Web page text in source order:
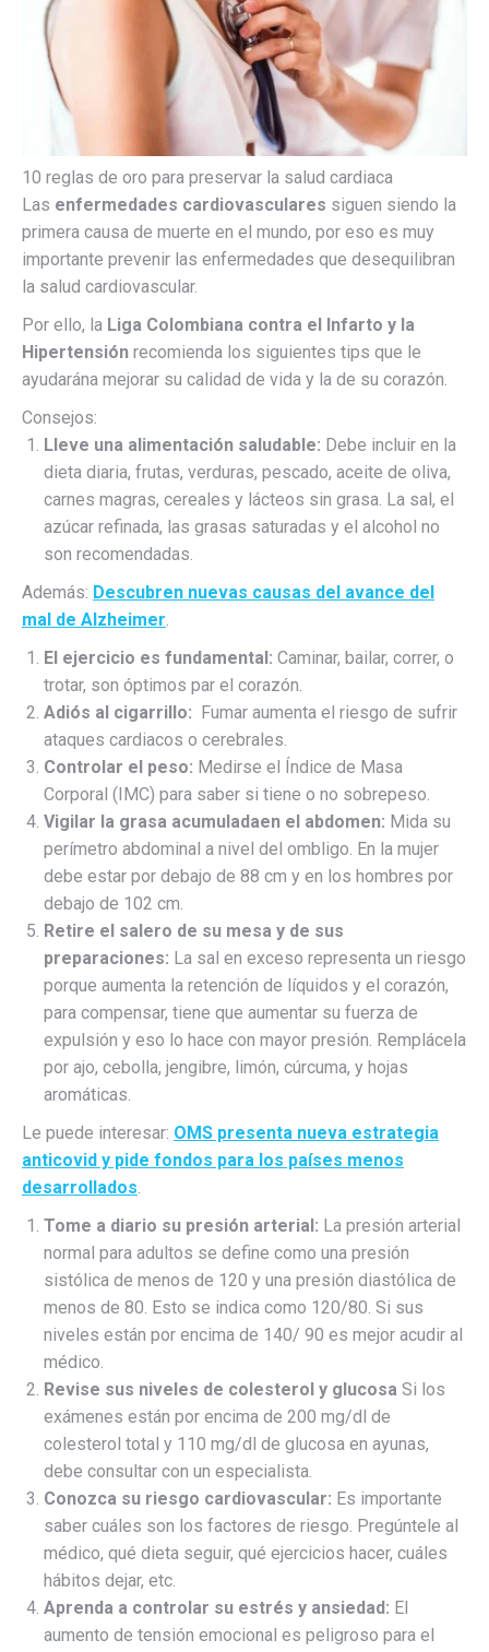
10 reglas de oro para preservar la salud cardiaca
Las enfermedades cardiovasculares siguen siendo la
primera causa de muerte en el mundo, por eso es muy
importante prevenir las enfermedades que desequilibran
la salud cardiovascular.
Por ello, la Liga Colombiana contra el Infarto y la
Hipertensión recomienda los siguientes tips que le
ayudarána mejorar su calidad de vida y la de su corazón.
Consejos:
Lleve una alimentación saludable: Debe incluir en la
dieta diaria, frutas, verduras, pescado, aceite de oliva,
carnes magras, cereales y lácteos sin grasa. La sal, el
azúcar refinada, las grasas saturadas y el alcohol no
son recomendadas.
Además: Descubren nuevas causas del avance del
mal de Alzheimer
El ejercicio es fundamental: Caminar, bailar, correr, o
trotar, son óptimos par el corazón.
Adiós al cigarrillo: Fumar aumenta el riesgo de sufrir
ataques cardiacos o cerebrales.
Controlar el peso: Medirse el Índice de Masa
Corporal (IMC) para saber si tiene o no sobrepeso.
Vigilar la grasa acumuladaen el abdomen: Mida su
perímetro abdominal a nivel del ombligo. En la mujer
debe estar por debajo de 88 cm y en los hombres por
debajo de 102 cm.
Retire el salero de su mesa y de sus
preparaciones: La sal en exceso representa un riesgo
porque aumenta la retención de líquidos y el corazón,
para compensar, tiene que aumentar su fuerza de
expulsión y eso lo hace con mayor presión. Remplácela
por ajo, cebolla, jengibre, limón, cúrcuma, y hojas
aromáticas.
Le puede interesar: OMS presenta nueva estrategia
anticovid y pide fondos para los países menos
desarrollados
Tome a diario su presión arterial: La presión arterial
normal para adultos se define como una presión
sistólica de menos de 120 y una presión diastólica de
menos de 80. Esto se indica como 120/80. Si sus
niveles están por encima de 140/ 90 es mejor acudir al
médico.
Revise sus niveles de colesterol y glucosa Si los
exámenes están por encima de 200 mg/dl de
colesterol total y 110 mg/dl de glucosa en ayunas,
debe consultar con un especialista.
Conozca su riesgo cardiovascular: Es importante
saber cuáles son los factores de riesgo. Pregúntele al
médico, qué dieta seguir, qué ejercicios hacer, cuáles
hábitos dejar, etc.
Aprenda a controlar su estrés y ansiedad: El
aumento de tensión emocional es peligroso para el